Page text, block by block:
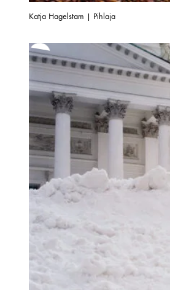
Katja Hagelstam | Pihlaja